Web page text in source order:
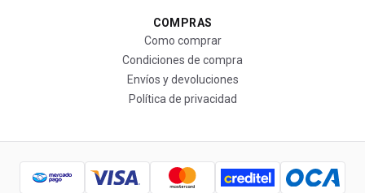
COMPRAS
Como comprar
Condiciones de compra
Envíos y devoluciones
Política de privacidad